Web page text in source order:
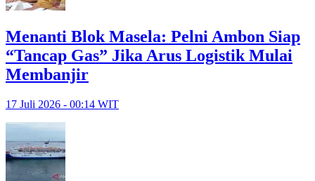
Menanti Blok Masela: Pelni Ambon Siap
“Tancap Gas” Jika Arus Logistik Mulai
Membanjir
17 Juli 2026 - 00:14 WIT